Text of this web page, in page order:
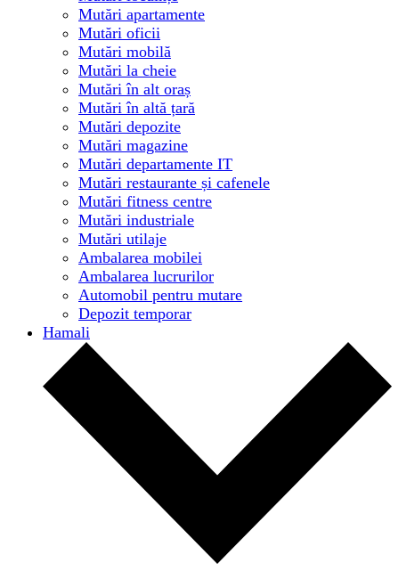
Mutări apartamente
Mutări oficii
Mutări mobilă
Mutări la cheie
Mutări în alt oraș
Mutări în altă țară
Mutări depozite
Mutări magazine
Mutări departamente IT
Mutări restaurante și cafenele
Mutări fitness centre
Mutări industriale
Mutări utilaje
Ambalarea mobilei
Ambalarea lucrurilor
Automobil pentru mutare
Depozit temporar
Hamali